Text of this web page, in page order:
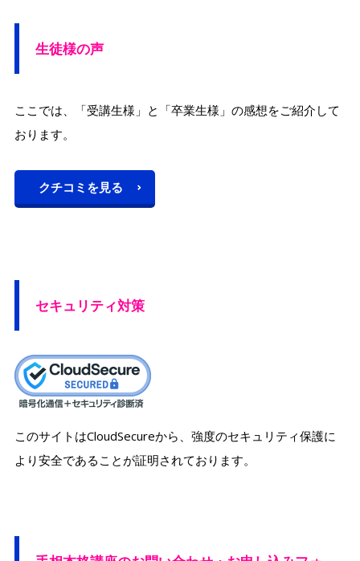
生徒様の声
ここでは、「受講生様」と「卒業生様」の感想をご紹介して
おります。
クチコミを見る
セキュリティ対策
このサイトはCloudSecureから、強度のセキュリティ保護に
より安全であることが証明されております。